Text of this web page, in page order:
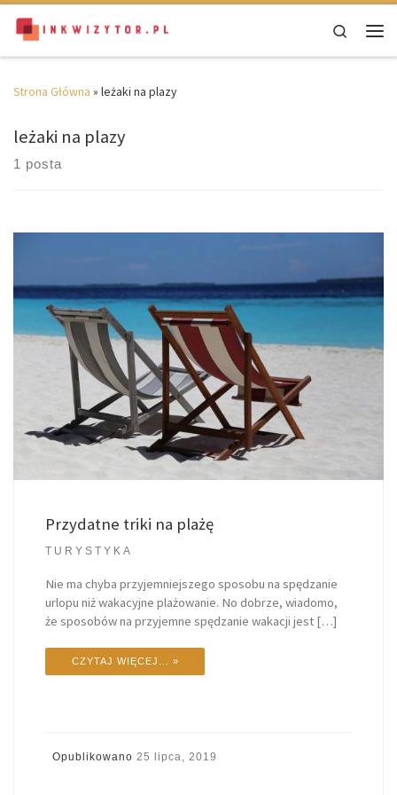
Skip to content
Search
Strona Główna » leżaki na plazy
leżaki na plazy
1 posta
Przydatne triki na plażę
TURYSTYKA
Nie ma chyba przyjemniejszego sposobu na spędzanie
urlopu niż wakacyjne plażowanie. No dobrze, wiadomo,
że sposobów na przyjemne spędzanie wakacji jest […]
CZYTAJ WIĘCEJ… »
Opublikowano 25 lipca, 2019